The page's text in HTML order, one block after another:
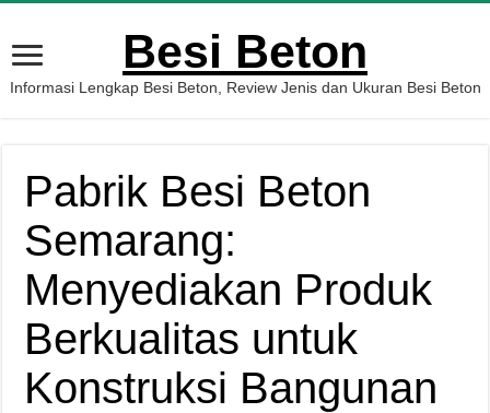
Besi Beton
Informasi Lengkap Besi Beton, Review Jenis dan Ukuran Besi Beton
Pabrik Besi Beton
Semarang:
Menyediakan Produk
Berkualitas untuk
Konstruksi Bangunan